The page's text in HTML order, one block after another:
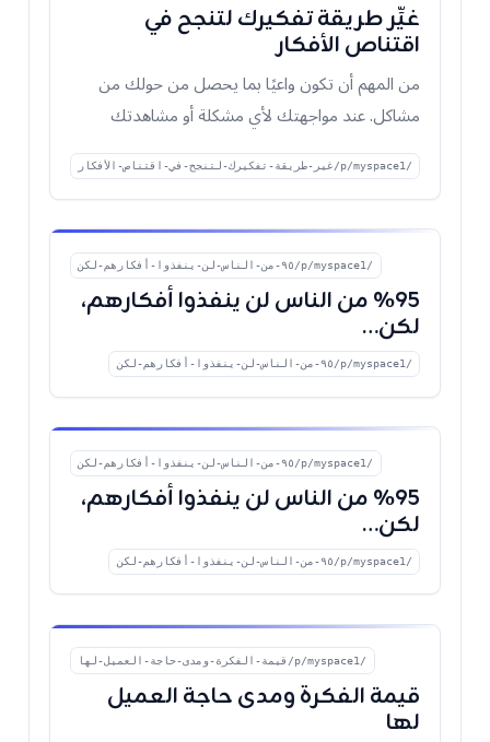
غيِّر طريقة تفكيرك لتنجح في
اقتناص الأفكار
من المهم أن تكون واعيًا بما يحصل من حولك من
مشاكل. عند مواجهتك لأي مشكلة أو مشاهدتك
لمشكلة يواجهها ش
/p/myspace1/غير-طريقة-تفكيرك-لتنجح-في-اقتناص-الأفكار
/p/myspace1/٩٥-من-الناس-لن-ينفذوا-أفكارهم-لكن
٩٥٪ من الناس لن ينفذوا أفكارهم،
لكن…
/p/myspace1/٩٥-من-الناس-لن-ينفذوا-أفكارهم-لكن
/p/myspace1/٩٥-من-الناس-لن-ينفذوا-أفكارهم-لكن
٩٥٪ من الناس لن ينفذوا أفكارهم،
لكن…
/p/myspace1/٩٥-من-الناس-لن-ينفذوا-أفكارهم-لكن
/p/myspace1/قيمة-الفكرة-ومدى-حاجة-العميل-لها
قيمة الفكرة ومدى حاجة العميل
لها